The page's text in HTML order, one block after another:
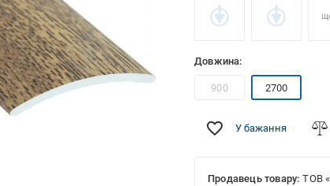
Довжина:
900 2700
У бажання
Продавець товару: ТОВ